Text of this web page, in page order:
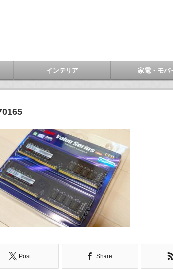
インテリア 家電・モバ
Post Share